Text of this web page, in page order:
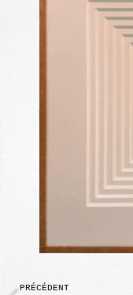
PRÉCÉDENT